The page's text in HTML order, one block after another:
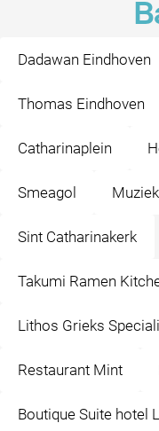
Dadawan Eindhoven
Thomas Eindhoven
Catharinaplein
Smeagol
Sint Catharinakerk
Takumi Ramen
Lithos Grieks
Restaurant Mint
Boutique Suite hotel